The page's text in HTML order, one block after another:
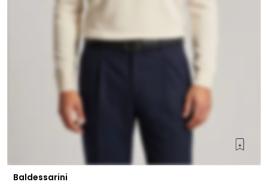
Baldessarini